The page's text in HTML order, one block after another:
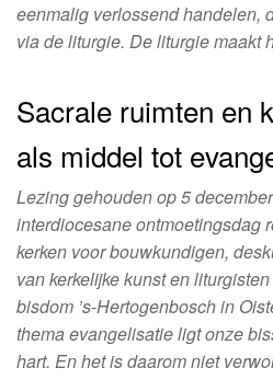
eenmalig verlossend handelen,
via de liturgie. De liturgie maakt
Sacrale ruimten en
als middel tot
Lezing gehouden op 5
interdiocesane ontmoetingsdag
kerken voor bouwkundigen,
van kerkelijke kunst en
bisdom ’s-Hertogenbosch in
thema evangelisatie ligt onze
hart. En het is daarom niet